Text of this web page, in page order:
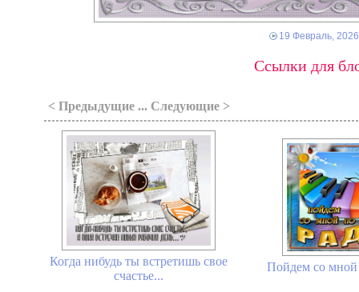
19 Февраль, 2026
Ссылки для
< Предыдущие ... Следующие >
Когда нибудь ты встретишь свое
счастье...
Пойдем со мной